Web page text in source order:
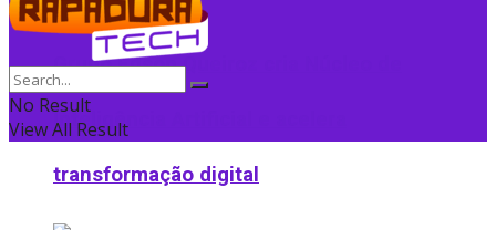
Grupo Edson Queiroz cria Núcleo de
Inteligência Artificial e acelera
transformação digital
No Result
View All Result